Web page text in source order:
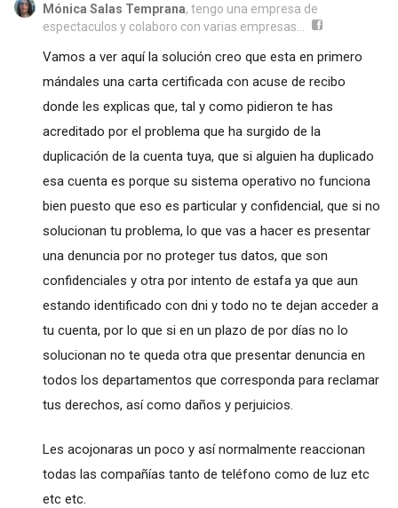
Mónica Salas Temprana, tengo una empresa de
espectaculos y colaboro con varias empresas...
Vamos a ver aquí la solución creo que esta en primero
mándales una carta certificada con acuse de recibo
donde les explicas que, tal y como pidieron te has
acreditado por el problema que ha surgido de la
duplicación de la cuenta tuya, que si alguien ha duplicado
esa cuenta es porque su sistema operativo no funciona
bien puesto que eso es particular y confidencial, que si no
solucionan tu problema, lo que vas a hacer es presentar
una denuncia por no proteger tus datos, que son
confidenciales y otra por intento de estafa ya que aun
estando identificado con dni y todo no te dejan acceder a
tu cuenta, por lo que si en un plazo de por días no lo
solucionan no te queda otra que presentar denuncia en
todos los departamentos que corresponda para reclamar
tus derechos, así como daños y perjuicios.
Les acojonaras un poco y así normalmente reaccionan
todas las compañías tanto de teléfono como de luz etc
etc etc.